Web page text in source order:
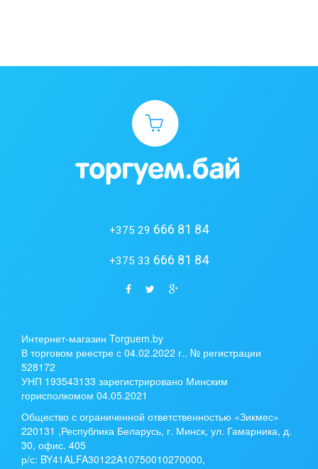
+375 29 666 81 84
+375 33 666 81 84
Интернет-магазин Torguem.by
В торговом реестре с 04.02.2022 г., № регистрации
528172
УНП 193543133 зарегистрировано Минским
горисполкомом 04.05.2021
Общество с ограниченной ответственностью «Зикмес»
220131 ,Республика Беларусь, г. Минск, ул. Гамарника, д.
30, офис. 405
р/с: BY41ALFA30122A10750010270000,